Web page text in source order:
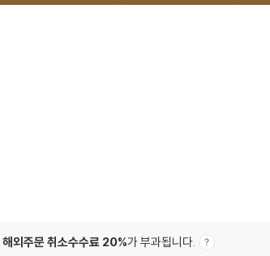
해외주문 취소수수료 20%가 부과됩니다.